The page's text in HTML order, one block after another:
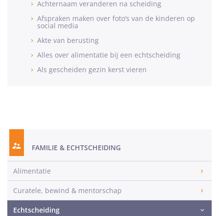
Achternaam veranderen na scheiding
Afspraken maken over foto’s van de kinderen op
social media
Akte van berusting
Alles over alimentatie bij een echtscheiding
Als gescheiden gezin kerst vieren
FAMILIE & ECHTSCHEIDING
Alimentatie
Curatele, bewind & mentorschap
Echtscheiding